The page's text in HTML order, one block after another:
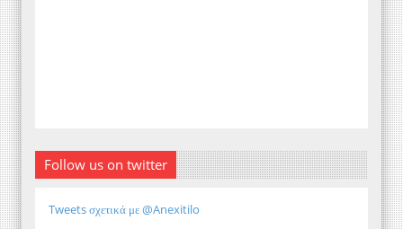
Follow us on twitter
Tweets σχετικά με @Anexitilo